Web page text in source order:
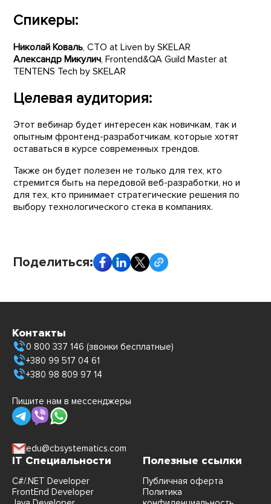
Спикеры:
Николай Коваль, CTO at Liven by SKELAR
Александр Микулич, Frontend&QA Guild Master at
TENTENS Tech by SKELAR
Целевая аудитория:
Этот вебинар будет интересен как новичкам, так и
опытным фронтенд-разработчикам, которые хотят
оставаться в курсе современных трендов.
Также он будет полезен не только для тех, кто
стремится быть на передовой веб-разработки, но и
для тех, кто принимает стратегические решения по
выбору технологического стека в компаниях.
Поделиться:
Контакты
0 800 337 146 (звонки бесплатные)
+380 99 517 04 61
+380 98 809 97 14
Пишите нам в мессенджеры
edu@cbsystematics.com
IT Специальности
C#/.NET Developer
FrontEnd Developer
Полезные ссылки
Публичная оферта
Политика